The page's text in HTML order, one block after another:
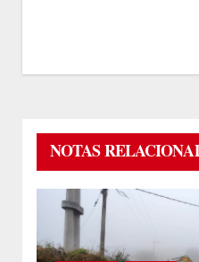
NOTAS